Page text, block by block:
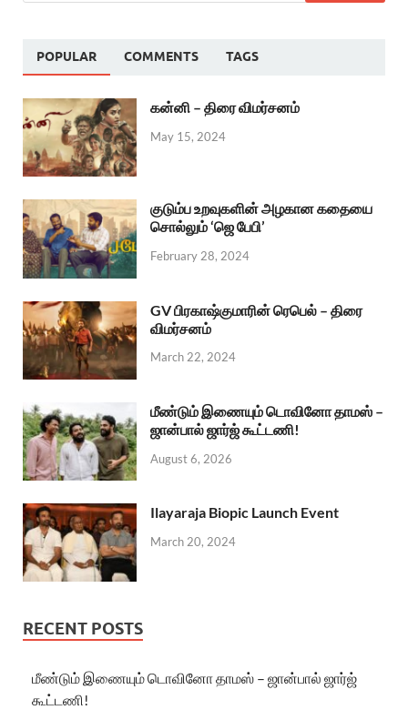
POPULAR COMMENTS TAGS
கன்னி – திரை விமர்சனம்
May 15, 2024
குடும்ப உறவுகளின் அழகான கதையை
சொல்லும் ‘ஜெ பேபி’
February 28, 2024
GV பிரகாஷ்குமாரின் ரெபெல் – திரை
விமர்சனம்
March 22, 2024
மீண்டும் இணையும் டொவினோ தாமஸ் –
ஜான்பால் ஜார்ஜ் கூட்டணி!
August 6, 2026
Ilayaraja Biopic Launch Event
March 20, 2024
RECENT POSTS
மீண்டும் இணையும் டொவினோ தாமஸ் – ஜான்பால் ஜார்ஜ்
கூட்டணி!